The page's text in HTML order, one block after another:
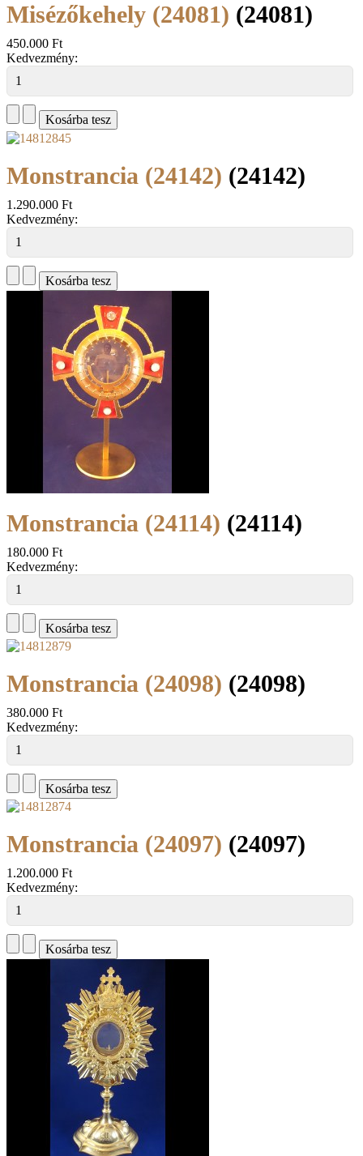
Misézőkehely (24081) (24081)
450.000 Ft
Kedvezmény:
Monstrancia (24142) (24142)
1.290.000 Ft
Kedvezmény:
Monstrancia (24114) (24114)
180.000 Ft
Kedvezmény:
Monstrancia (24098) (24098)
380.000 Ft
Kedvezmény:
Monstrancia (24097) (24097)
1.200.000 Ft
Kedvezmény: